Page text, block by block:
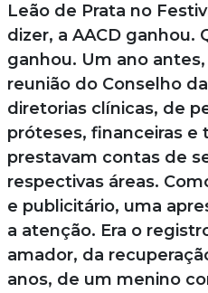
Leão de Prata no
dizer, a AACD ganhou.
ganhou. Um ano
reunião do Conselho
diretorias clínicas, de
próteses, financeiras e
prestavam contas de
respectivas áreas.
e publicitário, uma
a atenção. Era o
amador, da
anos, de um menino